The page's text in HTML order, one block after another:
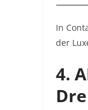
In
der
4.